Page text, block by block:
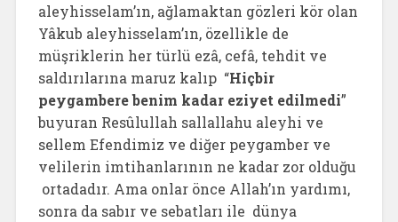
aleyhisselam’ın, ağlamaktan gözleri kör olan
Yâkub aleyhisselam’ın, özellikle de
müşriklerin her türlü ezâ, cefâ, tehdit ve
saldırılarına maruz kalıp “Hiçbir
peygambere benim kadar eziyet edilmedi”
buyuran Resûlullah sallallahu aleyhi ve
sellem Efendimiz ve diğer peygamber ve
velilerin imtihanlarının ne kadar zor olduğu
ortadadır. Ama onlar önce Allah’ın yardımı,
sonra da sabır ve sebatları ile dünya